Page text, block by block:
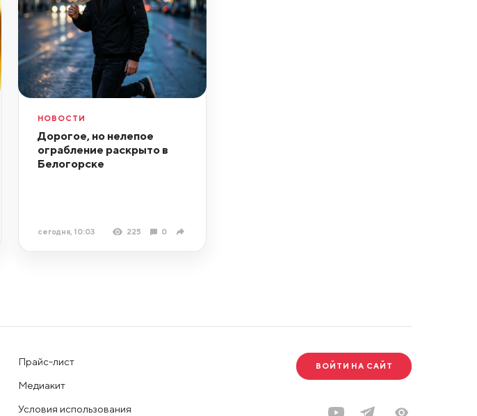
НОВОСТИ
Дорогое, но нелепое
ограбление раскрыто в
Белогорске
сегодня, 10:03 225 0
Прайс-лист
Медиакит
Условия использования
ВОЙТИ НА САЙТ